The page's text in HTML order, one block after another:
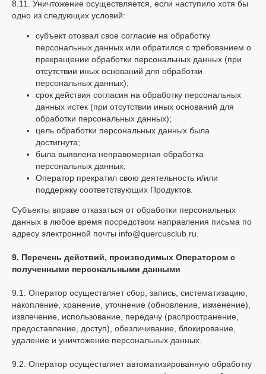
8.11. Уничтожение осуществляется, если наступило хотя бы
одно из следующих условий:
субъект отозвал свое согласие на обработку
персональных данных или обратился с требованием о
прекращении обработки персональных данных (при
отсутствии иных оснований для обработки
персональных данных);
срок действия согласия на обработку персональных
данных истек (при отсутствии иных оснований для
обработки персональных данных);
цель обработки персональных данных была
достигнута;
была выявлена неправомерная обработка
персональных данных;
Оператор прекратил свою деятельность и/или
поддержку соответствующих Продуктов.
Субъекты вправе отказаться от обработки персональных
данных в любое время посредством направления письма по
адресу электронной почты info@quercusclub.ru.
9. Перечень действий, производимых Оператором с
полученными персональными данными
9.1. Оператор осуществляет сбор, запись, систематизацию,
накопление, хранение, уточнение (обновление, изменение),
извлечение, использование, передачу (распространение,
предоставление, доступ), обезличивание, блокирование,
удаление и уничтожение персональных данных.
9.2. Оператор осуществляет автоматизированную обработку